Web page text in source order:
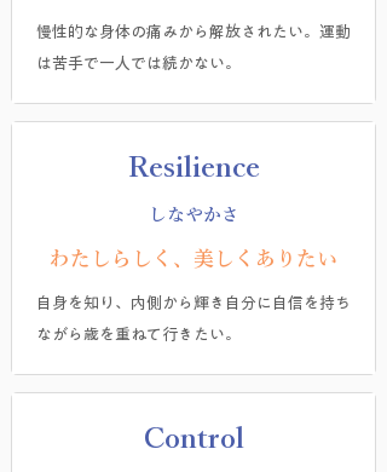
慢性的な身体の痛みから解放されたい。​運動
は苦手で一人では続かない。
Resilience
しなやかさ
わたしらしく、美しくありたい
自身を知り、内側から輝き自分に自信を持ち
ながら歳を重ねて行きたい。
Control